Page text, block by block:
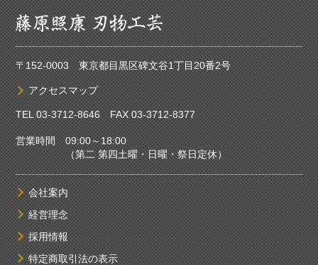
〒152-0003 東京都目黒区碑文谷1丁目20番2号
アクセスマップ
TEL03-3712-8646FAX 03-3712-8377
営業時間 09:00～18:00
（第二 第四土曜・日曜・祭日定休）
会社案内
経営理念
採用情報
特定商取引法の表示